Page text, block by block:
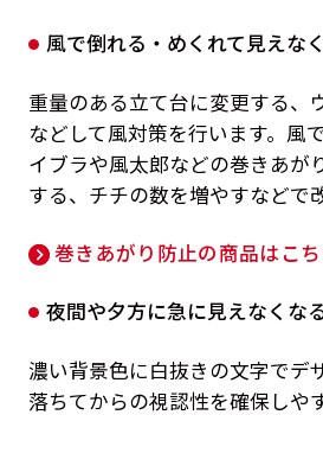
風で倒れる・めくれて見えな
重量のある立て台に変更する、
などして風対策を行います。風
イブラや風太郎などの巻きあが
する、チチの数を増やすなどで
巻きあがり防止の商品はこち
夜間や夕方に急に見えなくな
濃い背景色に白抜きの文字でデ
落ちてからの視認性を確保しや